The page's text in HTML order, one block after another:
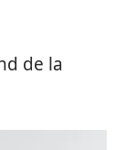
de la